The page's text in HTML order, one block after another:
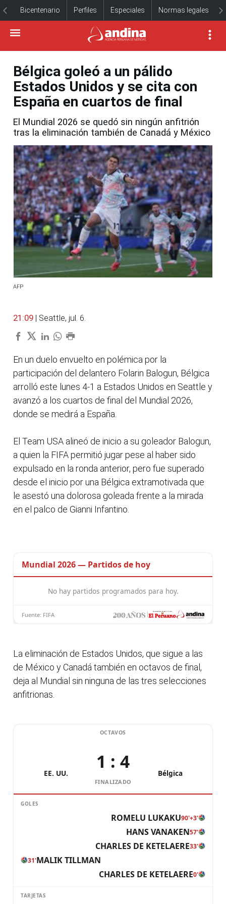
Bicentenario Perfiles Especiales Normas legales
Bélgica goleó a un pálido
Estados Unidos y se cita con
España en cuartos de final
El Mundial 2026 se quedó sin ningún anfitrión
tras la eliminación también de Canadá y México
AFP
21:09 | Seattle, jul. 6.
En un duelo envuelto en polémica por la
participación del delantero Folarin Balogun, Bélgica
arrolló este lunes 4-1 a Estados Unidos en Seattle y
avanzó a los cuartos de final del Mundial 2026,
donde se medirá a España.
El Team USA alineó de inicio a su goleador Balogun,
a quien la FIFA permitió jugar pese al haber sido
expulsado en la ronda anterior, pero fue superado
desde el inicio por una Bélgica extramotivada que
le asestó una dolorosa goleada frente a la mirada
en el palco de Gianni Infantino.
La eliminación de Estados Unidos, que sigue a las
de México y Canadá también en octavos de final,
deja al Mundial sin ninguna de las tres selecciones
anfitrionas.